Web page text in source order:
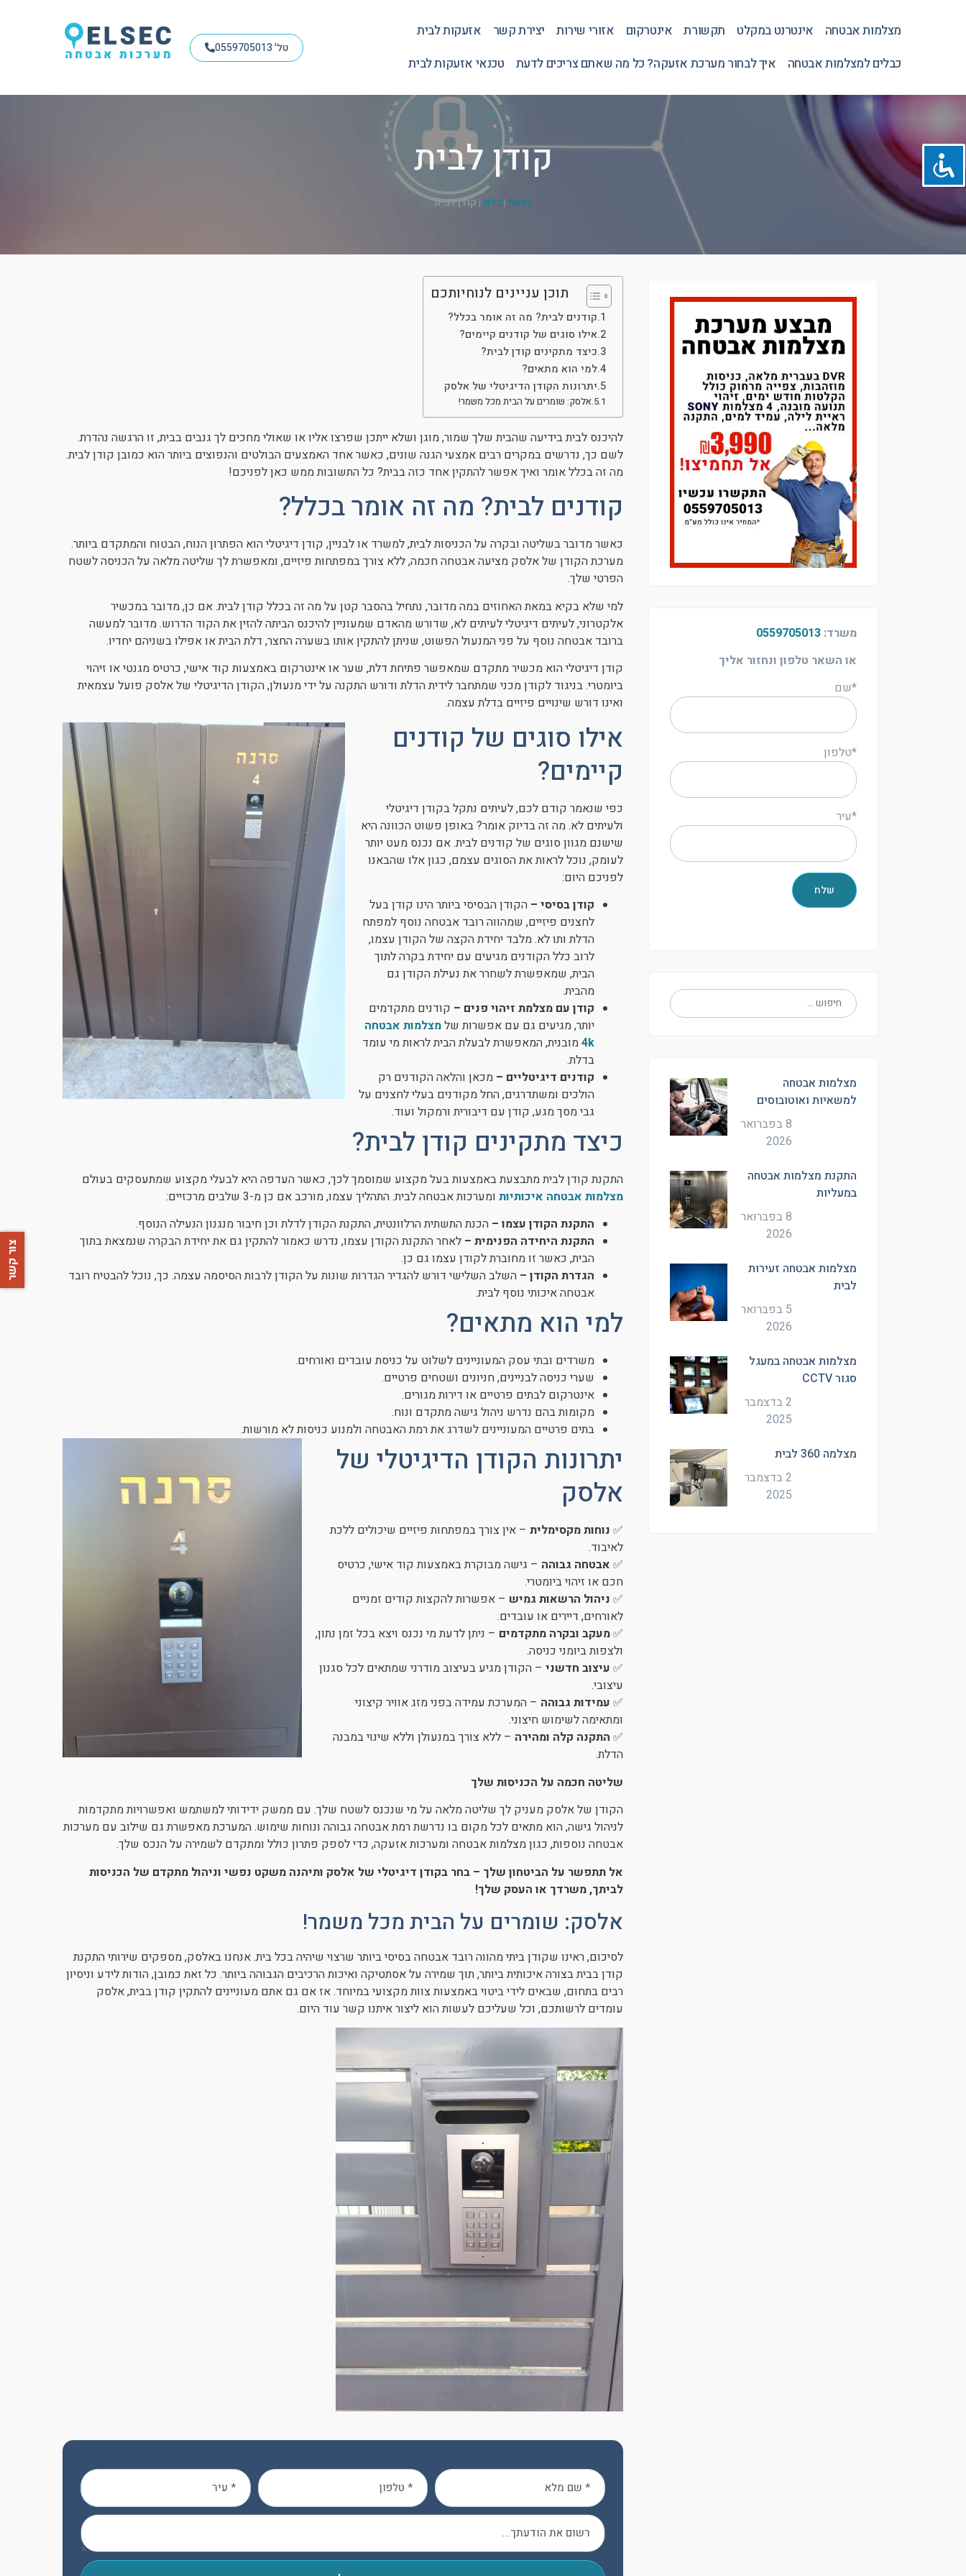
מצלמות אבטחה אינטרנט במקלט תקשורת אינטרקום אזורי שירות יצירת קשר
אזעקות לבית
כבלים למצלמות אבטחה
איך לבחור מערכת אזעקה? כל מה שאתם צריכים לדעת טכנאי אזעקות לבית
טל' 0559705013
קודן לבית
ראשי | בלוג | קודן לבית
משרד: 0559705013
או השאר טלפון ונחזור אליך
*שם
*טלפון
*עיר
מצלמות אבטחה
למשאיות ואוטובוסים
8 בפברואר
2026
התקנת מצלמות אבטחה
במעליות
8 בפברואר
2026
מצלמות אבטחה זעירות
לבית
5 בפברואר
2026
מצלמות אבטחה במעגל
סגור CCTV
2 בדצמבר
2025
מצלמה 360 לבית
2 בדצמבר
2025
תוכן עניינים לנוחיותכם
קודנים לבית? מה זה אומר בכלל?
אילו סוגים של קודנים קיימים?
כיצד מתקינים קודן לבית?
למי הוא מתאים?
יתרונות הקודן הדיגיטלי של אלסק
אלסק: שומרים על הבית מכל משמר!
להיכנס לבית בידיעה שהבית שלך שמור, מוגן ושלא ייתכן שפרצו אליו או שאולי מחכים לך גנבים בבית, זו הרגשה נהדרת.
לשם כך, נדרשים במקרים רבים אמצעי הגנה שונים, כאשר אחד האמצעים הבולטים והנפוצים ביותר הוא כמובן קודן לבית.
מה זה בכלל אומר ואיך אפשר להתקין אחד כזה בבית? כל התשובות ממש כאן לפניכם!
קודנים לבית? מה זה אומר בכלל?
כאשר מדובר בשליטה ובקרה על הכניסות לבית, למשרד או לבניין, קודן דיגיטלי הוא הפתרון הנוח, הבטוח והמתקדם ביותר.
מערכת הקודן של אלסק מציעה אבטחה חכמה, ללא צורך במפתחות פיזיים, ומאפשרת לך שליטה מלאה על הכניסה לשטח
הפרטי שלך.
למי שלא בקיא במאת האחוזים במה מדובר, נתחיל בהסבר קטן על מה זה בכלל קודן לבית. אם כן, מדובר במכשיר
אלקטרוני, לעיתים דיגיטלי לעיתים לא, שדורש מהאדם שמעוניין להיכנס הביתה להזין את הקוד הדרוש. מדובר למעשה
ברובד אבטחה נוסף על פני המנעול הפשוט, שניתן להתקין אותו בשערה החצר, דלת הבית או אפילו בשניהם יחדיו.
קודן דיגיטלי הוא מכשיר מתקדם שמאפשר פתיחת דלת, שער או אינטרקום באמצעות קוד אישי, כרטיס מגנטי או זיהוי
ביומטרי. בניגוד לקודן מכני שמתחבר לידית הדלת ודורש התקנה על ידי מנעולן, הקודן הדיגיטלי של אלסק פועל עצמאית
ואינו דורש שינויים פיזיים בדלת עצמה.
אילו סוגים של קודנים
קיימים?
כפי שנאמר קודם לכם, לעיתים נתקל בקודן דיגיטלי
ולעיתים לא. מה זה בדיוק אומר? באופן פשוט הכוונה היא
שישנם מגוון סוגים של קודנים לבית. אם נכנס מעט יותר
לעומק, נוכל לראות את הסוגים עצמם, כגון אלו שהבאנו
לפניכם היום:
קודן בסיסי – הקודן הבסיסי ביותר הינו קודן בעל
לחצנים פיזיים, שמהווה רובד אבטחה נוסף למפתח
הדלת ותו לא. מלבד יחידת הקצה של הקודן עצמו,
לרוב כלל הקודנים מגיעים עם יחידת בקרה לתוך
הבית, שמאפשרת לשחרר את נעילת הקודן גם
מהבית.
קודן עם מצלמת זיהוי פנים – קודנים מתקדמים
יותר, מגיעים גם עם אפשרות שלמצלמות אבטחה
4kמובנית, המאפשרת לבעלת הבית לראות מי עומד
בדלת.
קודנים דיגיטליים – מכאן והלאה הקודנים רק
הולכים ומשתדרגים, החל מקודנים בעלי לחצנים על
גבי מסך מגע, קודן עם דיבורית ורמקול ועוד.
כיצד מתקינים קודן לבית?
התקנת קודן לבית מתבצעת באמצעות בעל מקצוע שמוסמך לכך, כאשר העדפה היא לבעלי מקצוע שמתעסקים בעולם
מצלמות אבטחה איכותיותומערכות אבטחה לבית. התהליך עצמו, מורכב אם כן מ-3 שלבים מרכזיים:
התקנת הקודן עצמו – הכנת התשתית הרלוונטית, התקנת הקודן לדלת וכן חיבור מנגנון הנעילה הנוסף.
התקנת היחידה הפנימית – לאחר התקנת הקודן עצמו, נדרש כאמור להתקין גם את יחידת הבקרה שנמצאת בתוך
הבית, כאשר זו מחוברת לקודן עצמו גם כן.
הגדרת הקודן – השלב השלישי דורש להגדיר הגדרות שונות על הקודן לרבות הסיסמה עצמה. כך, נוכל להבטיח רובד
אבטחה איכותי נוסף לבית.
למי הוא מתאים?
משרדים ובתי עסק המעוניינים לשלוט על כניסת עובדים ואורחים.
שערי כניסה לבניינים, חניונים ושטחים פרטיים.
אינטרקום לבתים פרטיים או דירות מגורים.
מקומות בהם נדרש ניהול גישה מתקדם ונוח.
בתים פרטיים המעוניינים לשדרג את רמת האבטחה ולמנוע כניסות לא מורשות.
יתרונות הקודן הדיגיטלי של
אלסק
✅ נוחות מקסימלית– אין צורך במפתחות פיזיים שיכולים ללכת
לאיבוד.
✅ אבטחה גבוהה – גישה מבוקרת באמצעות קוד אישי, כרטיס
חכם או זיהוי ביומטרי.
✅ ניהול הרשאות גמיש – אפשרות להקצות קודים זמניים
לאורחים, דיירים או עובדים.
✅מעקב ובקרה מתקדמים – ניתן לדעת מי נכנס ויצא בכל זמן נתון,
ולצפות ביומני כניסה.
✅ עיצוב חדשני– הקודן מגיע בעיצוב מודרני שמתאים לכל סגנון
עיצובי.
✅ עמידות גבוהה – המערכת עמידה בפני מזג אוויר קיצוני
ומתאימה לשימוש חיצוני.
✅ התקנה קלה ומהירה – ללא צורך במנעולן וללא שינוי במבנה
הדלת.
שליטה חכמה על הכניסות שלך
הקודן של אלסק מעניק לך שליטה מלאה על מי שנכנס לשטח שלך. עם ממשק ידידותי למשתמש ואפשרויות מתקדמות
לניהול גישה, הוא מתאים לכל מקום בו נדרשת רמת אבטחה גבוהה ונוחות שימוש. המערכת מאפשרת גם שילוב עם מערכות
אבטחה נוספות, כגון מצלמות אבטחה ומערכות אזעקה, כדי לספק פתרון כולל ומתקדם לשמירה על הנכס שלך.
אל תתפשר על הביטחון שלך – בחר בקודן דיגיטלי של אלסק ותיהנה משקט נפשי וניהול מתקדם של הכניסות
לביתך, משרדך או העסק שלך!
אלסק: שומרים על הבית מכל משמר!
לסיכום, ראינו שקודן ביתי מהווה רובד אבטחה בסיסי ביותר שרצוי שיהיה בכל בית. אנחנו באלסק, מספקים שירותי התקנת
קודן בבית בצורה איכותית ביותר, תוך שמירה על אסתטיקה ואיכות הרכיבים הגבוהה ביותר. כל זאת כמובן, הודות לידע וניסיון
רבים בתחום, שבאים לידי ביטוי באמצעות צוות מקצועי במיוחד. אז אם גם אתם מעוניינים להתקין קודן בבית, אלסק
עומדים לרשותכם, וכל שעליכם לעשות הוא ליצור איתנו קשר עוד היום.
צור קשר